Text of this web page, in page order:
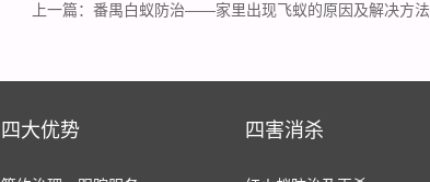
上一篇： 番禺白蚁防治——家里出现飞蚁的原因及解决方法
四大优势 四害消杀